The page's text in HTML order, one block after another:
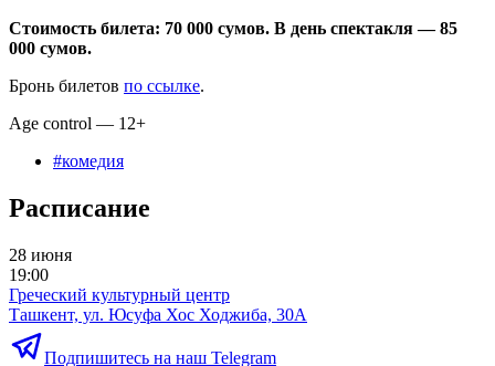
Стоимость билета: 70 000 сумов. В день спектакля — 85
000 сумов.
Бронь билетов по ссылке.
Age control — 12+
#комедия
Расписание
28 июня
19:00
Греческий культурный центр
Ташкент, ул. Юсуфа Хос Ходжиба, 30А
Подпишитесь на наш Telegram